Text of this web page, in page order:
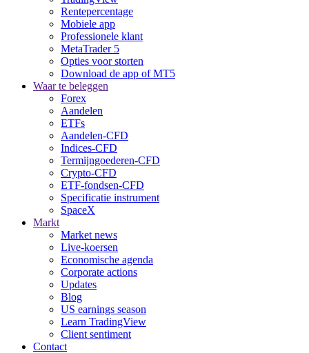
Rentepercentage
Mobiele app
Professionele klant
MetaTrader 5
Opties voor storten
Download de app of MT5
Waar te beleggen
Forex
Aandelen
ETFs
Aandelen-CFD
Indices-CFD
Termijngoederen-CFD
Crypto-CFD
ETF-fondsen-CFD
Specificatie instrument
SpaceX
Markt
Market news
Live-koersen
Economische agenda
Corporate actions
Updates
Blog
US earnings season
Learn TradingView
Client sentiment
Contact